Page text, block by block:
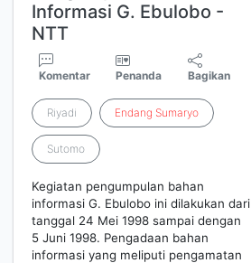
Informasi G. Ebulobo -
NTT
Komentar Penanda Bagikan
Riyadi Endang Sumaryo
Sutomo
Kegiatan pengumpulan bahan
informasi G. Ebulobo ini dilakukan dari
tanggal 24 Mei 1998 sampai dengan
5 Juni 1998. Pengadaan bahan
informasi yang meliputi pengamatan